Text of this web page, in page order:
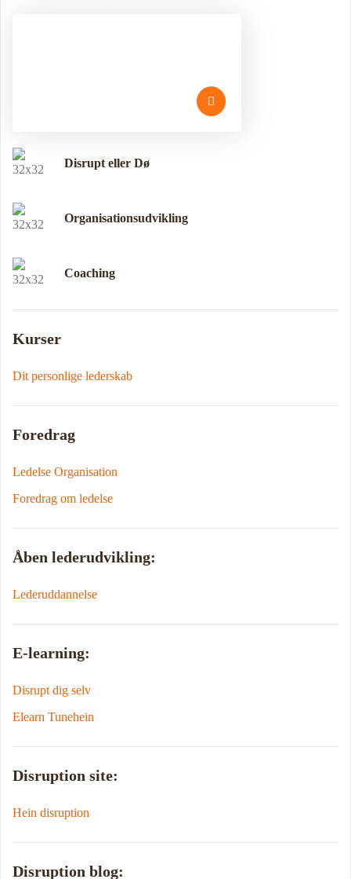
Disrupt eller Dø
Organisationsudvikling
Coaching
Kurser
Dit personlige lederskab
Foredrag
Ledelse Organisation
Foredrag om ledelse
Åben lederudvikling:
Lederuddannelse
E-learning:
Disrupt dig selv
Elearn Tunehein
Disruption site:
Hein disruption
Disruption blog: